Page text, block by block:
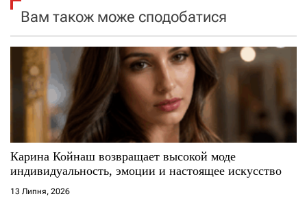
я
з
с
і
Вам також може сподобатися
Карина Койнаш возвращает высокой моде
индивидуальность, эмоции и настоящее искусство
13 Липня, 2026